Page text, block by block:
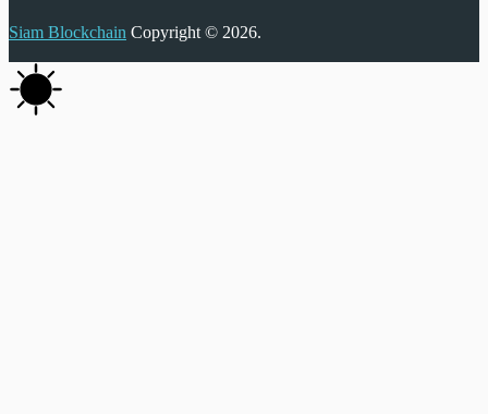
Siam Blockchain Copyright © 2026.